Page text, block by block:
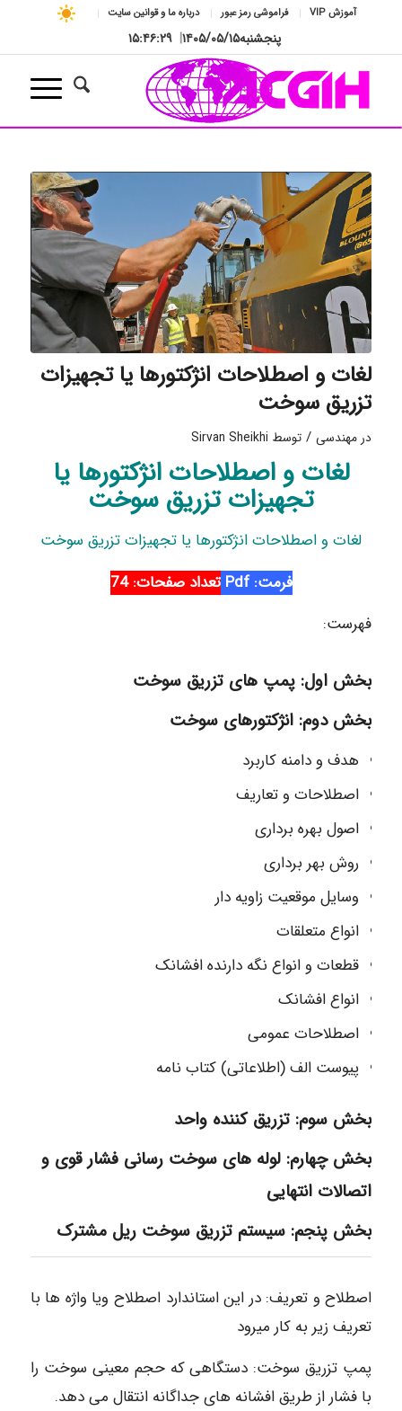
آموزش VIP فراموشی رمز عبور درباره ما و قوانین سایت
پنجشنبه۱۴۰۵/۰۵/۱۵| ۱۵:۴۶:۳۰
لغات و اصطلاحات انژکتورها یا تجهیزات
تزریق سوخت
در مهندسی / توسط Sirvan Sheikhi
لغات و اصطلاحات انژکتورها یا
تجهیزات تزریق سوخت
لغات و اصطلاحات انژکتورها یا تجهیزات تزریق سوخت
فرمت: Pdf
تعداد صفحات: 74
فهرست:
بخش اول: پمپ های تزریق سوخت
بخش دوم: انژکتورهای سوخت
هدف و دامنه کاربرد
اصطلاحات و تعاریف
اصول بهره برداری
روش بهر برداری
وسایل موقعیت زاویه دار
انواع متعلقات
قطعات و انواع نگه دارنده افشانک
انواع افشانک
اصطلاحات عمومی
پیوست الف (اطلاعاتی) کتاب نامه
بخش سوم: تزریق کننده واحد
بخش چهارم: لوله های سوخت رسانی فشار قوی و
اتصالات انتهایی
بخش پنجم: سیستم تزریق سوخت ریل مشترک
اصطلاح و تعریف: در این استاندارد اصطلاح ویا واژه ها با
تعریف زیر به کار میرود
پمپ تزریق سوخت: دستگاهی که حجم معینی سوخت را
با فشار از طریق افشانه های جداگانه انتقال می دهد.